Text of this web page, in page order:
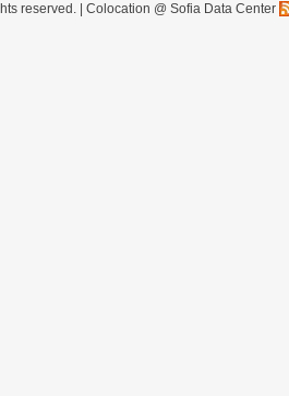
reserved. | Colocation @ Sofia Data Center